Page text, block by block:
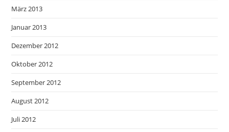
März 2013
Januar 2013
Dezember 2012
Oktober 2012
September 2012
August 2012
Juli 2012